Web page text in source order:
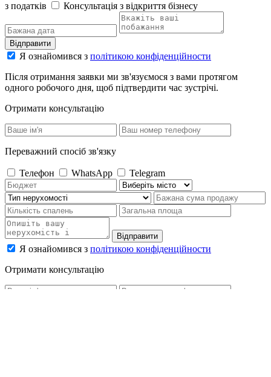
з податків
Консультація з відкриття бізнесу
Відправити
Я ознайомився з політикою конфіденційности
Після отримання заявки ми зв'язуємося з вами протягом
одного робочого дня, щоб підтвердити час зустрічі.
Отримати консультацію
Переважний спосіб зв'язку
Телефон WhatsApp Telegram
Відправити
Я ознайомився з політикою конфіденційности
Отримати консультацію